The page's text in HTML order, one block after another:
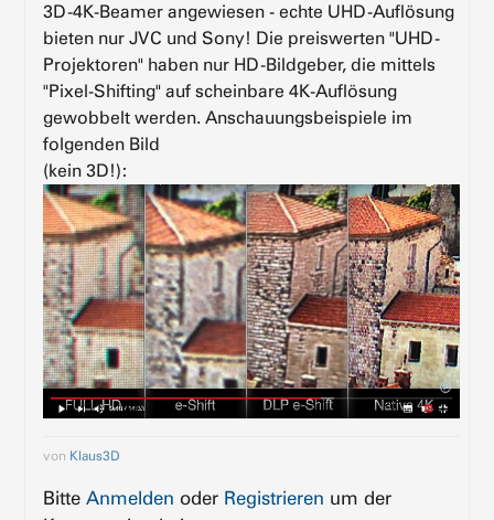
3D-4K-Beamer angewiesen - echte UHD-Auflösung
bieten nur JVC und Sony! Die preiswerten "UHD-
Projektoren" haben nur HD-Bildgeber, die mittels
"Pixel-Shifting" auf scheinbare 4K-Auflösung
gewobbelt werden. Anschauungsbeispiele im
folgenden Bild
(kein 3D!):
von Klaus3D
BitteAnmelden oder Registrieren um der